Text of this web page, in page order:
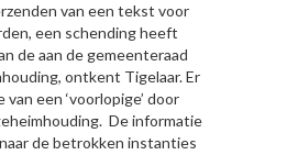
van een tekst voor
een schending heeft
de aan de gemeenteraad
ontkent Tigelaar. Er
van een ‘voorlopige’ door
De informatie
de betrokken instanties